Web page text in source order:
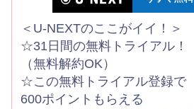
＜U-NEXTのここがイイ！＞
☆31日間の無料トライアル！
（無料解約OK）
☆この無料トライアル登録で
600ポイントもらえる